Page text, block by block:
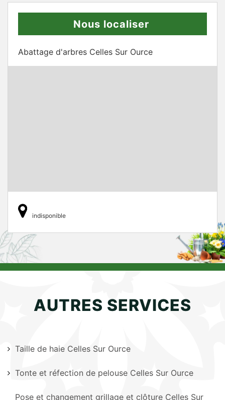
Nous localiser
Abattage d'arbres Celles Sur Ource
indisponible
AUTRES SERVICES
Taille de haie Celles Sur Ource
Tonte et réfection de pelouse Celles Sur Ource
Pose et changement grillage et clôture Celles Sur